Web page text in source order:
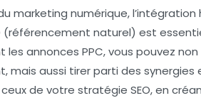
du marketing numérique,
(référencement naturel) est
les annonces PPC, vous pouvez
mais aussi tirer parti des
ceux de votre stratégie SEO, en